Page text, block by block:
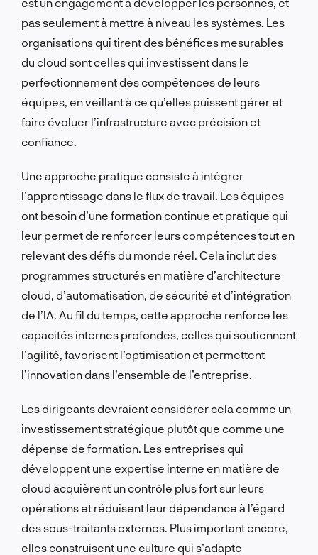
pas seulement à mettre à niveau les systèmes. Les
organisations qui tirent des bénéfices mesurables
du cloud sont celles qui investissent dans le
perfectionnement des compétences de leurs
équipes, en veillant à ce qu’elles puissent gérer et
faire évoluer l’infrastructure avec précision et
confiance.
Une approche pratique consiste à intégrer
l’apprentissage dans le flux de travail. Les équipes
ont besoin d’une formation continue et pratique qui
leur permet de renforcer leurs compétences tout en
relevant des défis du monde réel. Cela inclut des
programmes structurés en matière d’architecture
cloud, d’automatisation, de sécurité et d’intégration
de l’IA. Au fil du temps, cette approche renforce les
capacités internes profondes, celles qui soutiennent
l’agilité, favorisent l’optimisation et permettent
l’innovation dans l’ensemble de l’entreprise.
Les dirigeants devraient considérer cela comme un
investissement stratégique plutôt que comme une
dépense de formation. Les entreprises qui
développent une expertise interne en matière de
cloud acquièrent un contrôle plus fort sur leurs
opérations et réduisent leur dépendance à l’égard
des sous-traitants externes. Plus important encore,
elles construisent une culture qui s’adapte